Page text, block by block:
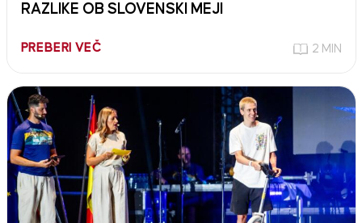
RAZLIKE OB SLOVENSKI MEJI
PREBERI VEČ 2 MIN